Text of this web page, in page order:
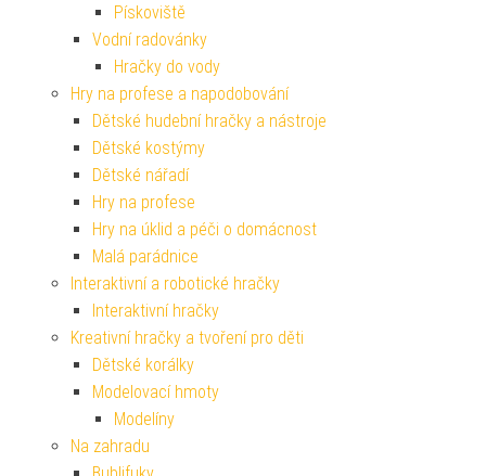
Pískoviště
Vodní radovánky
Hračky do vody
Hry na profese a napodobování
Dětské hudební hračky a nástroje
Dětské kostýmy
Dětské nářadí
Hry na profese
Hry na úklid a péči o domácnost
Malá parádnice
Interaktivní a robotické hračky
Interaktivní hračky
Kreativní hračky a tvoření pro děti
Dětské korálky
Modelovací hmoty
Modelíny
Na zahradu